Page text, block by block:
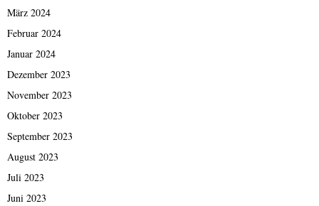
März 2024
Februar 2024
Januar 2024
Dezember 2023
November 2023
Oktober 2023
September 2023
August 2023
Juli 2023
Juni 2023